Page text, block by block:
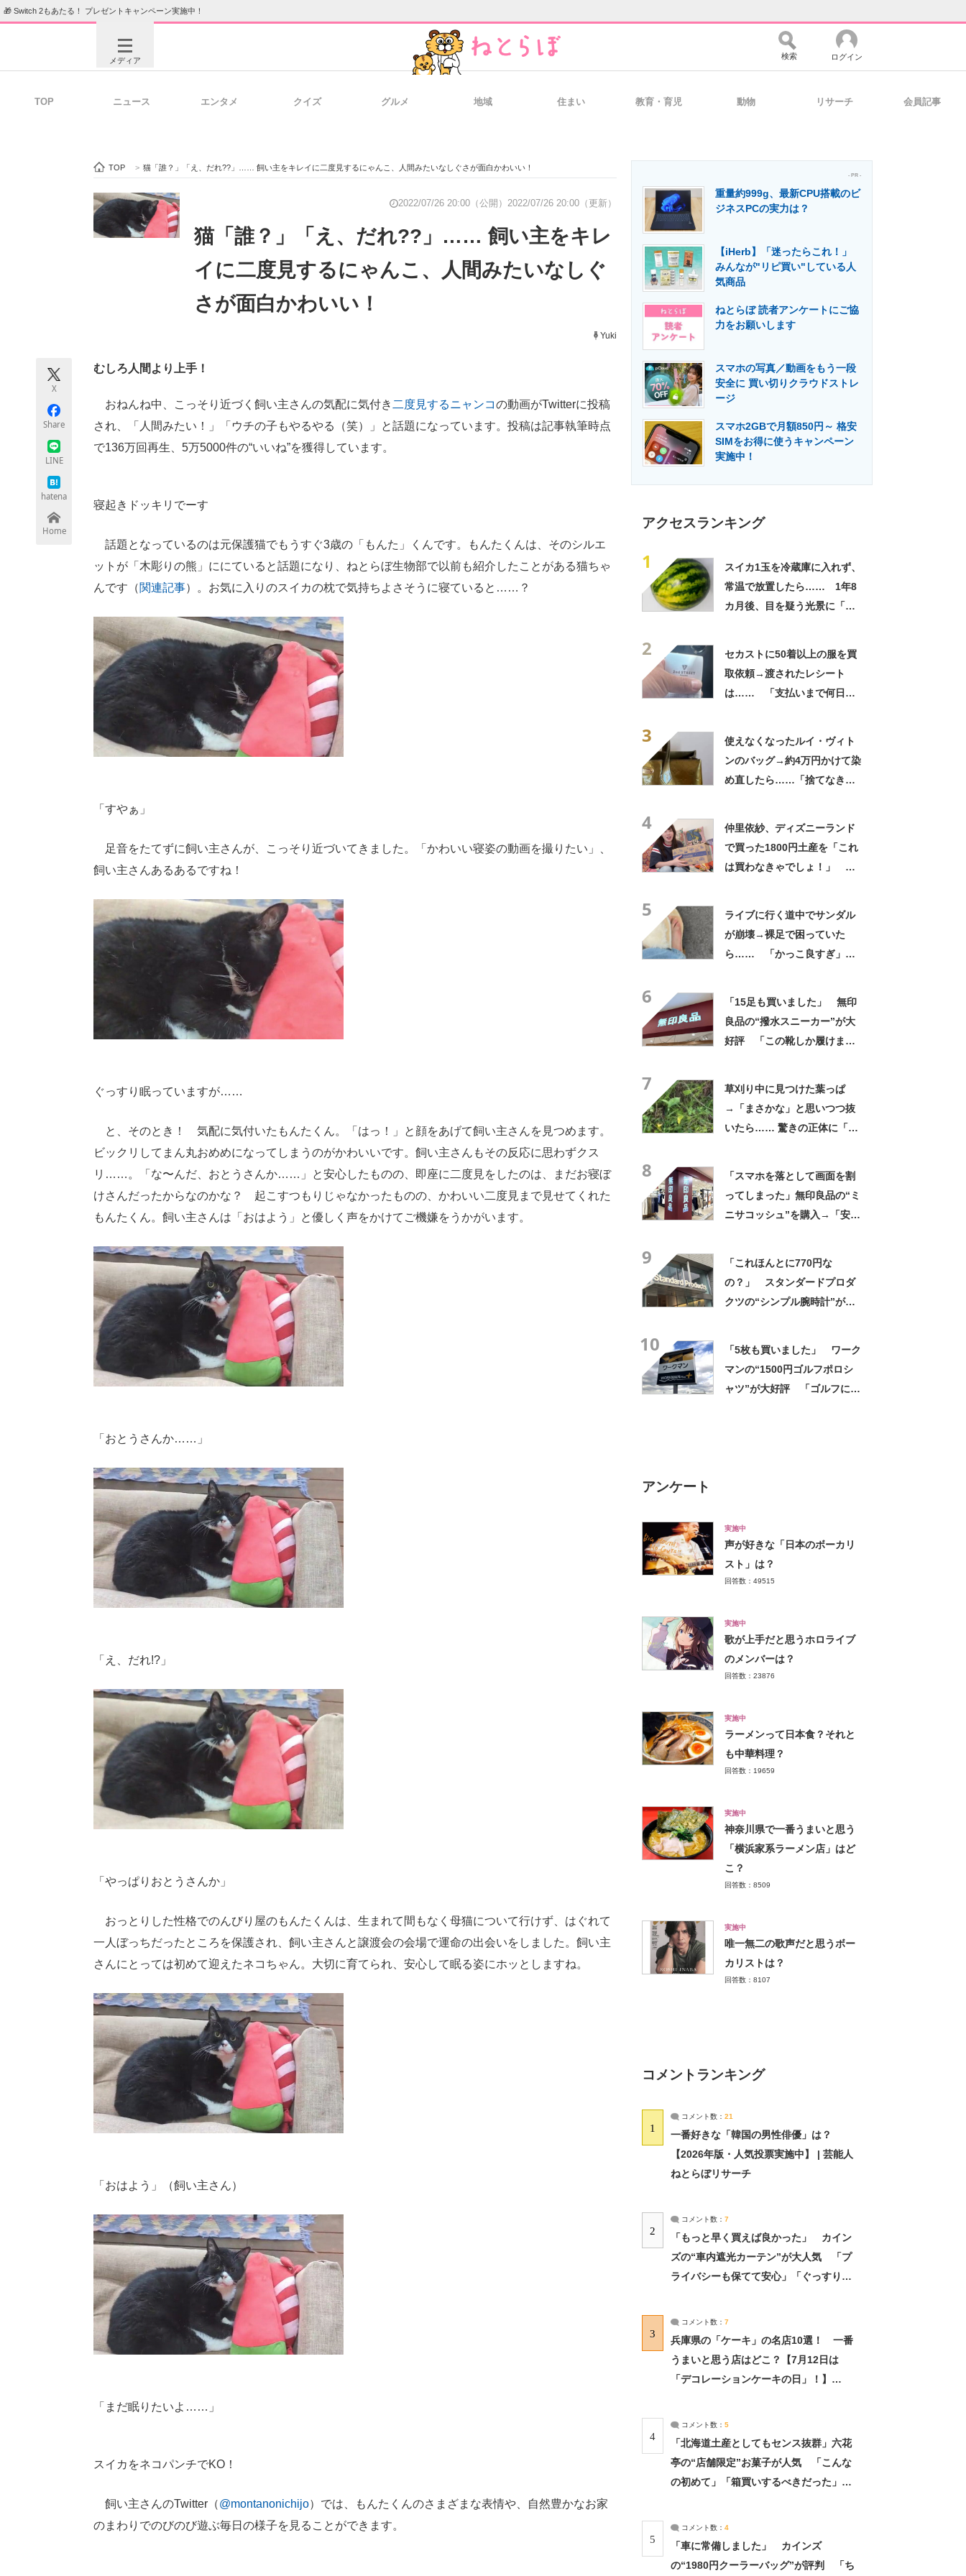
🎁 Switch 2もあたる！ プレゼントキャンペーン実施中！
メディア
ビジネスと働き方のヒント 経営リーダーのコミュニティ マーケ×ITの今がよく分かる
ITエンジニア向け専門サイト 企業向けIT製品の総合サイト IT製品の技術・比較・事例 製造業のIT導入・活用を支援
エネルギーの専門メディア 建設×テクノロジーの最前線
ちょっと気になるネットの話題
検索 ログイン
TOP ニュース エンタメ クイズ グルメ 地域 住まい 教育・育児 動物 リサーチ 会員記事
TOP > 猫「誰？」「え、だれ??」…… 飼い主をキレイに二度見するにゃんこ、人間みたいなしぐさが面白かわいい！
2022/07/26 20:00（公開） 2022/07/26 20:00（更新）
猫「誰？」「え、だれ??」…… 飼い主をキレ
イに二度見するにゃんこ、人間みたいなしぐ
さが面白かわいい！
Yuki
X
Share
LINE
hatena
Home
むしろ人間より上手！
おねんね中、こっそり近づく飼い主さんの気配に気付き 二度見するニャンコの動画がTwitterに投稿
され、「人間みたい！」「ウチの子もやるやる（笑）」と話題になっています。投稿は記事執筆時点
で136万回再生、5万5000件の“いいね”を獲得しています。
寝起きドッキリでーす
話題となっているのは元保護猫でもうすぐ3歳の「もんた」くんです。もんたくんは、そのシルエ
ットが「木彫りの熊」ににていると話題になり、ねとらぼ生物部で以前も紹介したことがある猫ちゃ
んです（関連記事）。お気に入りのスイカの枕で気持ちよさそうに寝ていると……？
「すやぁ」
足音をたてずに飼い主さんが、こっそり近づいてきました。「かわいい寝姿の動画を撮りたい」、
飼い主さんあるあるですね！
ぐっすり眠っていますが……
と、そのとき！ 気配に気付いたもんたくん。「はっ！」と顔をあげて飼い主さんを見つめます。
ビックリしてまん丸おめめになってしまうのがかわいいです。飼い主さんもその反応に思わずクス
リ……。「な〜んだ、おとうさんか……」と安心したものの、即座に二度見をしたのは、まだお寝ぼ
けさんだったからなのかな？ 起こすつもりじゃなかったものの、かわいい二度見まで見せてくれた
もんたくん。飼い主さんは「おはよう」と優しく声をかけてご機嫌をうかがいます。
「おとうさんか……」
「え、だれ!?」
「やっぱりおとうさんか」
おっとりした性格でのんびり屋のもんたくんは、生まれて間もなく母猫について行けず、はぐれて
一人ぼっちだったところを保護され、飼い主さんと譲渡会の会場で運命の出会いをしました。飼い主
さんにとっては初めて迎えたネコちゃん。大切に育てられ、安心して眠る姿にホッとしますね。
「おはよう」（飼い主さん）
「まだ眠りたいよ……」
スイカをネコパンチでKO！
飼い主さんのTwitter（@montanonichijo）では、もんたくんのさまざまな表情や、自然豊かなお家
のまわりでのびのび遊ぶ毎日の様子を見ることができます。
- PR -
重量約999g、最新CPU搭載のビ
ジネスPCの実力は？
【iHerb】「迷ったらこれ！」
みんなが"リピ買い"している人
気商品
ねとらぼ 読者アンケートにご協
力をお願いします
スマホの写真／動画をもう一段
安全に 買い切りクラウドストレ
ージ
スマホ2GBで月額850円～ 格安
SIMをお得に使うキャンペーン
実施中！
アクセスランキング
1
スイカ1玉を冷蔵庫に入れず、
常温で放置したら…… 1年8
カ月後、目を疑う光景に「ヤ
2
セカストに50着以上の服を買
取依頼→渡されたレシート
は…… 「支払いまで何日か
3
使えなくなったルイ・ヴィト
ンのバッグ→約4万円かけて染
め直したら……「捨てなきゃ
4
仲里依紗、ディズニーランド
で買った1800円土産を「これ
は買わなきゃでしょ！」
5
ライブに行く道中でサンダル
が崩壊→裸足で困っていた
ら…… 「かっこ良すぎ」ま
6
「15足も買いました」 無印
良品の“撥水スニーカー”が大
好評 「この靴しか履けませ
7
草刈り中に見つけた葉っぱ
→「まさかな」と思いつつ抜
いたら…… 驚きの正体に「お
8
「スマホを落として画面を割
ってしまった」無印良品の“ミ
ニサコッシュ”を購入→「安心
9
「これほんとに770円な
の？」 スタンダードプロダ
クツの“シンプル腕時計”が大
10
「5枚も買いました」 ワーク
マンの“1500円ゴルフポロシ
ャツ”が大好評 「ゴルフにも
アンケート
実施中
声が好きな「日本のボーカリ
スト」は？
回答数：49515
実施中
歌が上手だと思うホロライブ
のメンバーは？
回答数：23876
実施中
ラーメンって日本食？それと
も中華料理？
回答数：19659
実施中
神奈川県で一番うまいと思う
「横浜家系ラーメン店」はど
こ？
回答数：8509
実施中
唯一無二の歌声だと思うボー
カリストは？
回答数：8107
コメントランキング
1
コメント数： 21
一番好きな「韓国の男性俳優」は？
【2026年版・人気投票実施中】 | 芸能人
ねとらぼリサーチ
2
コメント数： 7
「もっと早く買えば良かった」 カイン
ズの“車内遮光カーテン”が大人気 「プ
ライバシーも保てて安心」「ぐっすり眠
3
コメント数： 7
兵庫県の「ケーキ」の名店10選！ 一番
うまいと思う店はどこ？【7月12日は
「デコレーションケーキの日」！】
4
コメント数： 5
「北海道土産としてもセンス抜群」六花
亭の“店舗限定”お菓子が人気 「こんな
の初めて」「箱買いするべきだった」
5
コメント数： 4
「車に常備しました」 カインズ
の“1980円クーラーバッグ”が評判 「ち